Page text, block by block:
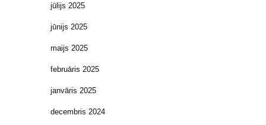
jūlijs 2025
jūnijs 2025
maijs 2025
februāris 2025
janvāris 2025
decembris 2024